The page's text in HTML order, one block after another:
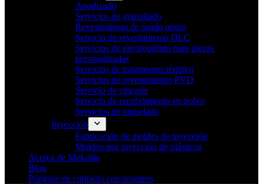
Anodizado
Servicios de granallado
Revestimiento de óxido negro
Servicio de revestimiento DLC
Servicios de electropulido para piezas
personalizadas
Servicios de tratamiento térmico
Servicios de revestimiento PVD
Servicio de cincado
Servicio de recubrimiento en polvo
Servicios de niquelado
Inyección
Fabricación de moldes de inyección
Moldeo por inyección de plásticos
Acerca de Mekalite
Blog
Póngase en contacto con nosotros